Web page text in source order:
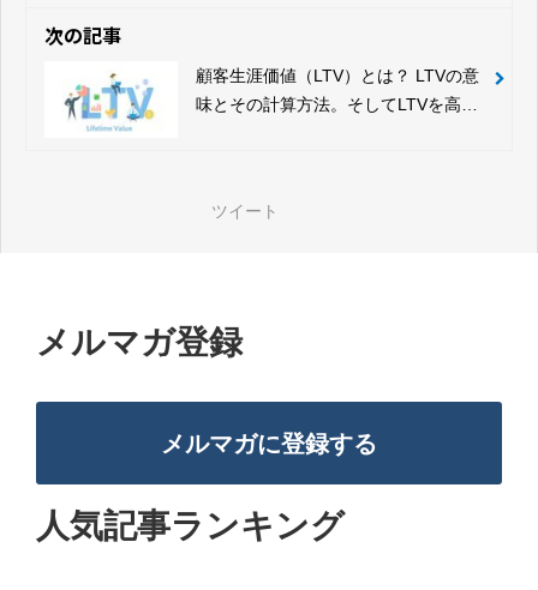
次の記事
顧客生涯価値（LTV）とは？ LTVの意
味とその計算方法。そしてLTVを高め
ツイート
メルマガ登録
メルマガに登録する
人気記事ランキング